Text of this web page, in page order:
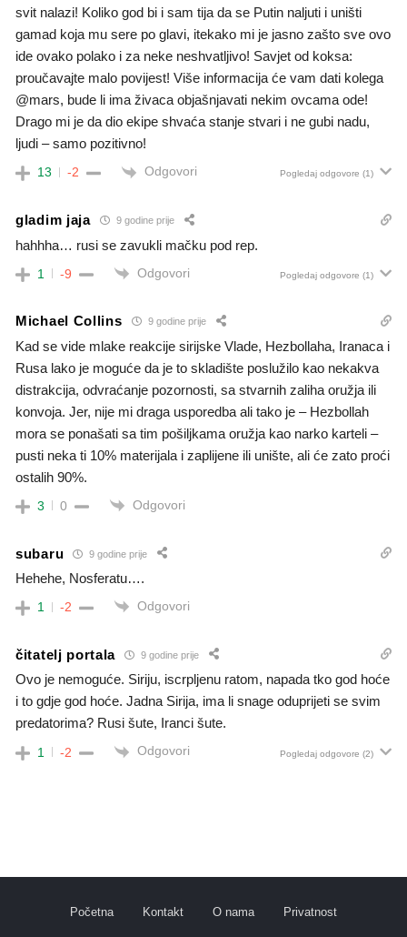
svit nalazi! Koliko god bi i sam tija da se Putin naljuti i uništi
gamad koja mu sere po glavi, itekako mi je jasno zašto sve ovo
ide ovako polako i za neke neshvatljivo! Savjet od koksa:
proučavajte malo povijest! Više informacija će vam dati kolega
@mars, bude li ima živaca objašnjavati nekim ovcama ode!
Drago mi je da dio ekipe shvaća stanje stvari i ne gubi nadu,
ljudi – samo pozitivno!
13 -2 Odgovori Pogledaj odgovore (1)
gladim jaja 9 godine prije
hahhha… rusi se zavukli mačku pod rep.
1 -9 Odgovori Pogledaj odgovore (1)
Michael Collins 9 godine prije
Kad se vide mlake reakcije sirijske Vlade, Hezbollaha, Iranaca i
Rusa lako je moguće da je to skladište poslužilo kao nekakva
distrakcija, odvraćanje pozornosti, sa stvarnih zaliha oružja ili
konvoja. Jer, nije mi draga usporedba ali tako je – Hezbollah
mora se ponašati sa tim pošiljkama oružja kao narko karteli –
pusti neka ti 10% materijala i zaplijene ili unište, ali će zato proći
ostalih 90%.
3 0 Odgovori
subaru 9 godine prije
Hehehe, Nosferatu….
1 -2 Odgovori
čitatelj portala 9 godine prije
Ovo je nemoguće. Siriju, iscrpljenu ratom, napada tko god hoće
i to gdje god hoće. Jadna Sirija, ima li snage oduprijeti se svim
predatorima? Rusi šute, Iranci šute.
1 -2 Odgovori Pogledaj odgovore (2)
Početna Kontakt O nama Privatnost